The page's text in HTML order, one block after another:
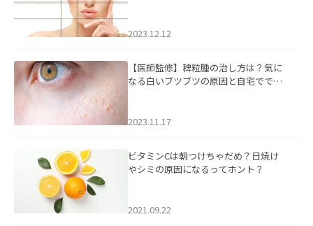
2023.12.12
【医師監修】稗粒腫の治し方は？気に
なる白いブツブツの原因と自宅ででき
2023.11.17
ビタミンCは朝つけちゃだめ？日焼け
やシミの原因になるってホント？
2021.09.22